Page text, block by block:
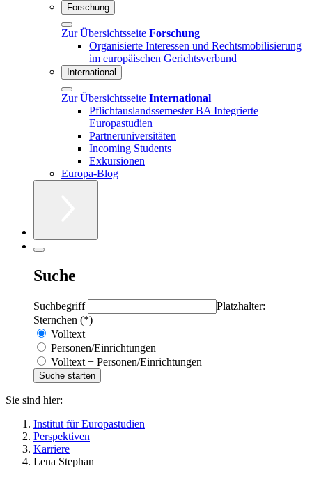
Forschung
Zur Übersichtsseite Forschung
Organisierte Interessen und Rechtsmobilisierung
im europäischen Gerichtsverbund
International
Zur Übersichtsseite International
Pflichtauslandssemester BA Integrierte
Europastudien
Partneruniversitäten
Incoming Students
Exkursionen
Europa-Blog
Suche
Suchbegriff
Platzhalter:
Sternchen (*)
Volltext
Personen/Einrichtungen
Volltext + Personen/Einrichtungen
Sie sind hier:
Institut für Europastudien
Perspektiven
Karriere
Lena Stephan